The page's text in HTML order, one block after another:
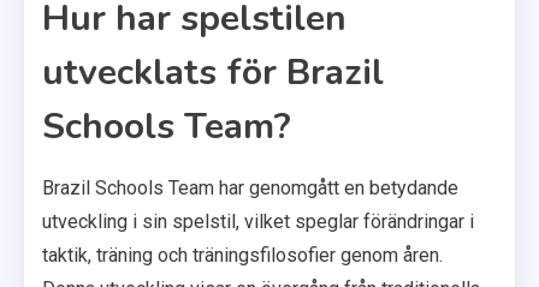
Hur har spelstilen
utvecklats för Brazil
Schools Team?
Brazil Schools Team har genomgått en betydande
utveckling i sin spelstil, vilket speglar förändringar i
taktik, träning och träningsfilosofier genom åren.